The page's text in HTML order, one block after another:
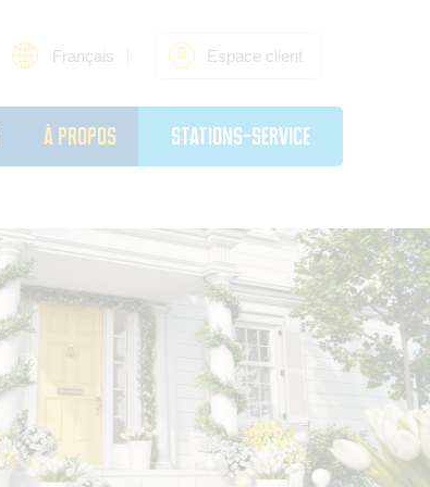
Français Espace client
À propos Stations-service